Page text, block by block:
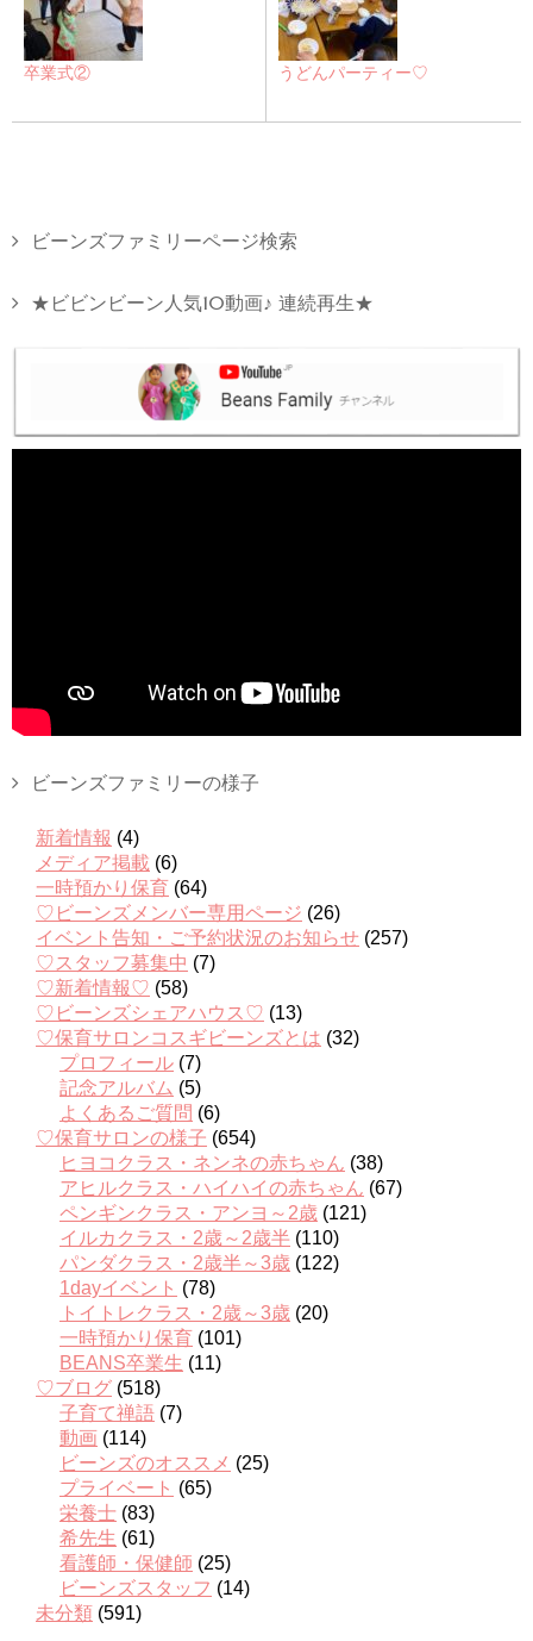
卒業式② うどんパーティー♡
ビーンズファミリーページ検索
★ビビンビーン人気10動画♪ 連続再生★
ビーンズファミリーの様子
新着情報 (4)
メディア掲載 (6)
一時預かり保育 (64)
♡ビーンズメンバー専用ページ (26)
イベント告知・ご予約状況のお知らせ (257)
♡スタッフ募集中 (7)
♡新着情報♡ (58)
♡ビーンズシェアハウス♡ (13)
♡保育サロンコスギビーンズとは (32)
プロフィール (7)
記念アルバム (5)
よくあるご質問 (6)
♡保育サロンの様子 (654)
ヒヨコクラス・ネンネの赤ちゃん (38)
アヒルクラス・ハイハイの赤ちゃん (67)
ペンギンクラス・アンヨ～2歳 (121)
イルカクラス・2歳～2歳半 (110)
パンダクラス・2歳半～3歳 (122)
1dayイベント (78)
トイトレクラス・2歳～3歳 (20)
一時預かり保育 (101)
BEANS卒業生 (11)
♡ブログ (518)
子育て禅語 (7)
動画 (114)
ビーンズのオススメ (25)
プライベート (65)
栄養士 (83)
希先生 (61)
看護師・保健師 (25)
ビーンズスタッフ (14)
未分類 (591)